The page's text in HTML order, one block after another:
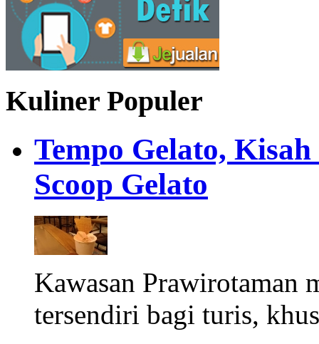
Kuliner Populer
Tempo Gelato,
Scoop Gelato
Kawasan Prawirotaman
tersendiri bagi turis,